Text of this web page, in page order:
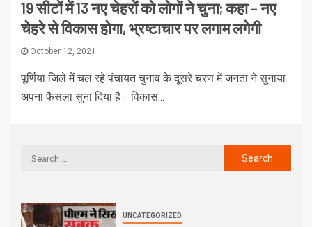
19 सीटों में 13 नए चेहरों को लोगों ने चुना; कहा – नए
चेहरे से विकास होगा, भ्रष्टाचार पर लगाम लगेगी
October 12, 2021
पूर्णिया जिले में चल रहे पंचायत चुनाव के दूसरे चरण में जनता ने सुनाया
अपना फैसला सुना दिया है। विकास...
UNCATEGORIZED